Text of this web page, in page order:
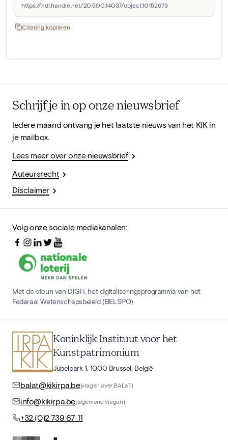
https://hdl.handle.net/20.500.14037/object.10152673
Citering kopiëren
Schrijf je in op onze nieuwsbrief
Iedere maand ontvang je het laatste nieuws van het KIK in
je mailbox.
Lees meer over onze nieuwsbrief
Auteursrecht
Disclaimer
Volg onze sociale mediakanalen:
Met de steun van DIGIT, het digitaliseringsprogramma van het
Federaal Wetenschapsbeleid (BELSPO)
Koninklijk Instituut voor het
Kunstpatrimonium
Jubelpark 1, 1000 Brussel, België
balat@kikirpa.be(vragen over BALaT)
info@kikirpa.be(algemene vragen)
+32 (0)2 739 67 11